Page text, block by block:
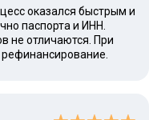
оказался быстрым и
паспорта и ИНН.
не отличаются. При